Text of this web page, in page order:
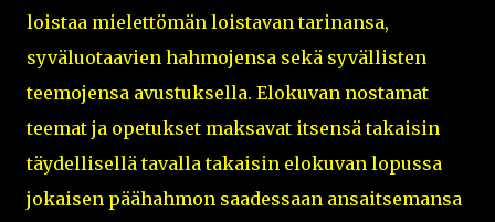
loistaa mielettömän loistavan tarinansa,
syväluotaavien hahmojensa sekä syvällisten
teemojensa avustuksella. Elokuvan nostamat
teemat ja opetukset maksavat itsensä takaisin
täydellisellä tavalla takaisin elokuvan lopussa
jokaisen päähahmon saadessaan ansaitsemansa